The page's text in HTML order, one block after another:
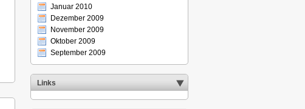
Januar 2010
Dezember 2009
November 2009
Oktober 2009
September 2009
Links